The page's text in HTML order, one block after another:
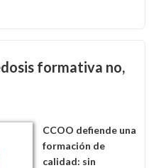
formativa no,
CCOO defiende una
formación de
calidad: sin